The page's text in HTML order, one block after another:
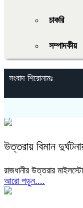
চাকরি
সম্পাদকীয়
সংবাদ শিরোনামঃ
উত্তরায় বিমান
রাজধানীর উত্তরার
আরো পড়ুন....